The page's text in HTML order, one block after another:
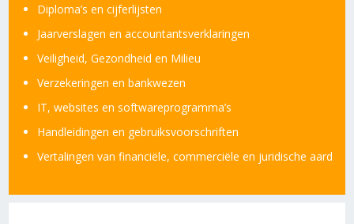
Diploma’s en cijferlijsten
Jaarverslagen en accountantsverklaringen
Veiligheid, Gezondheid en Milieu
Verzekeringen en bankwezen
IT, websites en softwareprogramma’s
Handleidingen en gebruiksvoorschriften
Vertalingen van financiële, commerciële en juridische aard